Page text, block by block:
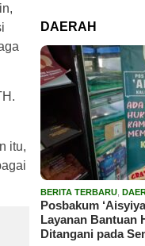
itu,
DAERAH
BERITA TERBARU ,
Posbakum
Layanan Bantuan
Ditangani pada